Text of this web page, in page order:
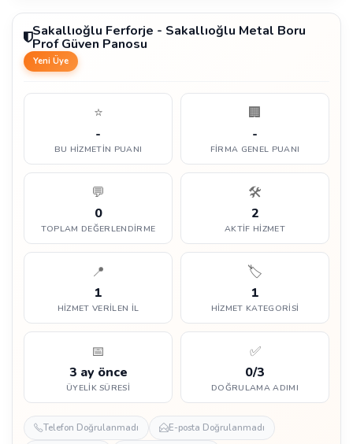
Sakallıoğlu Ferforje - Sakallıoğlu Metal Boru
Prof Güven Panosu
Yeni Üye
⭐
-
BU HIZMETIN PUANI
🏢
-
FIRMA GENEL PUANI
💬
0
TOPLAM DEĞERLENDIRME
🛠️
2
AKTIF HIZMET
📍
1
HIZMET VERILEN İL
🏷️
1
HIZMET KATEGORISI
📅
3 ay önce
ÜYELIK SÜRESI
✅
0/3
DOĞRULAMA ADIMI
Telefon Doğrulanmadı
E-posta Doğrulanmadı